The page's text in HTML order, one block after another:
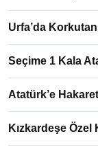
Urfa’da
Seçime 1 Kala
Atatürk’e
Kızkardeşe Özel